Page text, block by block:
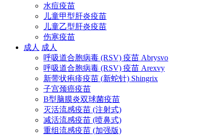
水痘疫苗
儿童甲型肝炎疫苗
儿童乙型肝炎疫苗
伤寒疫苗
成人 成人
呼吸道合胞病毒 (RSV) 疫苗 Abrysvo
呼吸道合胞病毒 (RSV) 疫苗 Arexvy
新带状疱疹疫苗 (新蛇针) Shingrix
子宫颈癌疫苗
B型脑膜炎双球菌疫苗
灭活流感疫苗 (注射式)
减活流感疫苗 (喷鼻式)
重组流感疫苗 (加强版)